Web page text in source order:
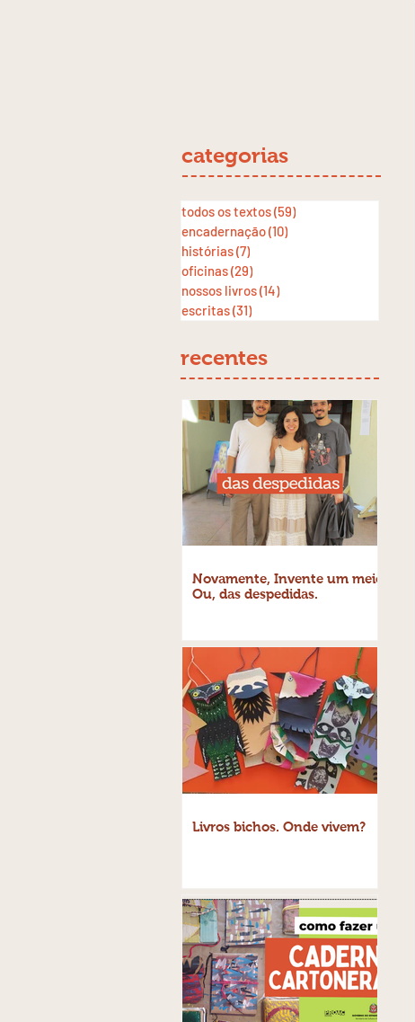
todos os textos(59)
encadernação(10)
histórias(7)
oficinas(29)
nossos livros(14)
escritas(31)
recentes
categorias
Novamente, Invente um meio.
Ou, das despedidas.
Livros bichos. Onde vivem?